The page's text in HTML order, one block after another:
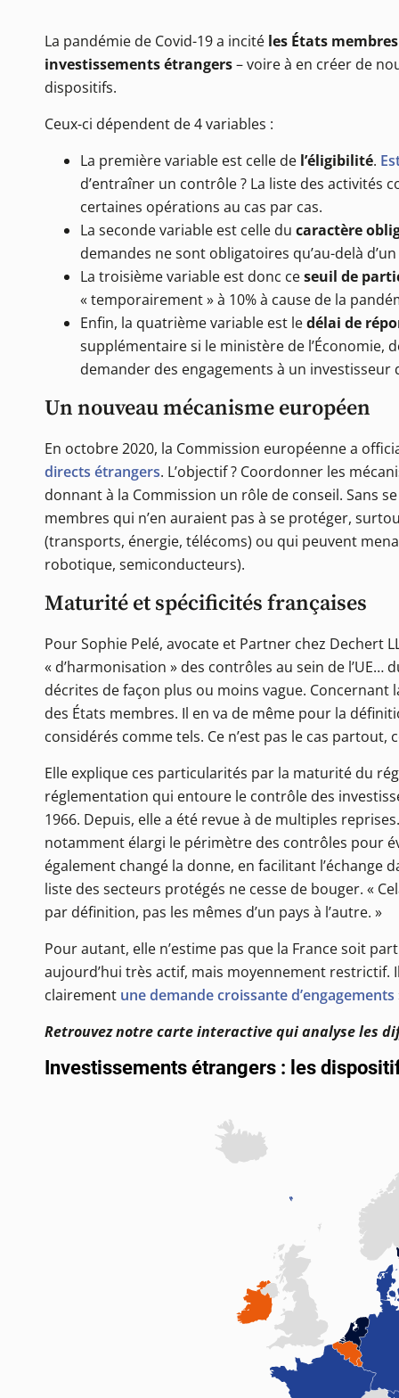
La pandémie de Covid-19 a incité les États
investissements étrangers– voire à en créer de
dispositifs.
Ceux-ci dépendent de 4 variables :
La première variable est celle de l’éligibilité.
d’entraîner un contrôle ? La liste des
certaines opérations au cas par cas.
La seconde variable est celle du caractère
demandes ne sont obligatoires qu’au-delà
La troisième variable est donc ceseuil de
« temporairement » à 10% à cause de la
Enfin, la quatrième variable est ledélai de
supplémentaire si le ministère de l’Économie,
demander des engagements à un
Un nouveau mécanisme européen
En octobre 2020, la Commission européenne a
directs étrangers. L’objectif ? Coordonner les
donnant à la Commission un rôle de conseil. Sans
membres qui n’en auraient pas à se protéger,
(transports, énergie, télécoms) ou qui peuvent
robotique, semiconducteurs).
Maturité et spécificités françaises
Pour Sophie Pelé, avocate et Partner chez Dechert
« d’harmonisation » des contrôles au sein de
décrites de façon plus ou moins vague.
des États membres. Il en va de même pour la
considérés comme tels. Ce n’est pas le cas
Elle explique ces particularités par la maturité du
réglementation qui entoure le contrôle des
1966. Depuis, elle a été revue à de multiples
notamment élargi le périmètre des contrôles pour
également changé la donne, en facilitant l’échange
liste des secteurs protégés ne cesse de bouger. «
par définition, pas les mêmes d’un pays à l’autre. »
Pour autant, elle n’estime pas que la France soit
aujourd’hui très actif, mais moyennement restrictif.
clairement une demande croissante d’engagements
Retrouvez notre carte interactive qui analyse les